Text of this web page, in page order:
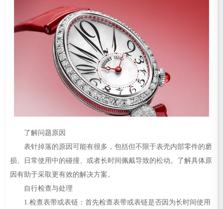
了解问题原因
表针掉落的原因可能有很多，包括但不限于表壳内部零件的磨
损、日常使用中的碰撞、或者长时间佩戴导致的松动。了解具体原
因有助于采取更有效的解决方案。
自行检查与处理
1.检查表带或表链：首先检查表带或表链是否因为长时间使用